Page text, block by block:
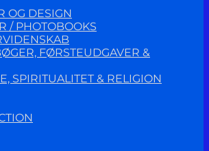
OG DESIGN
/ PHOTOBOOKS
FØRSTEUDGAVER &
SPIRITUALITET & RELIGION